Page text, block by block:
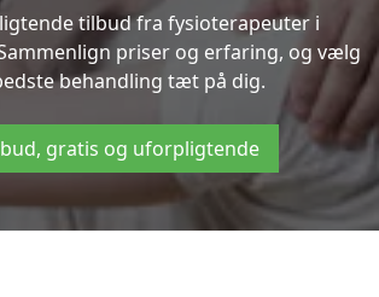
tilbud fra fysioterapeuter i
priser og erfaring, og vælg
behandling tæt på dig.
gratis og uforpligtende